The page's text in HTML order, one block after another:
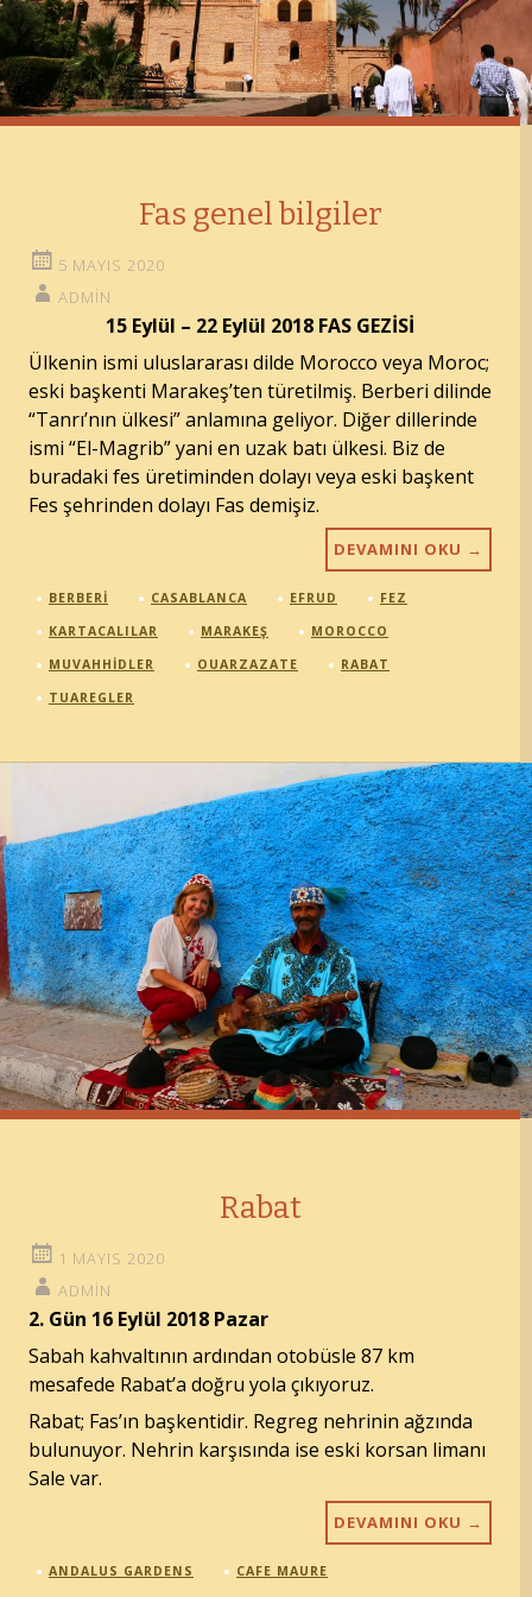
Fas genel bilgiler
5 MAYIS 2020
ADMIN
15 Eylül – 22 Eylül 2018 FAS GEZİSİ
Ülkenin ismi uluslararası dilde Morocco veya Moroc;
eski başkenti Marakeş’ten türetilmiş. Berberi dilinde
“Tanrı’nın ülkesi” anlamına geliyor. Diğer dillerinde
ismi “El-Magrib” yani en uzak batı ülkesi. Biz de
buradaki fes üretiminden dolayı veya eski başkent
Fes şehrinden dolayı Fas demişiz.
DEVAMINI OKU →
BERBERI CASABLANCA EFRUD
FEZ
KARTACALILAR
MARAKEŞ
MOROCCO
MUVAHHIDLER
OUARZAZATE
RABAT
TUAREGLER
Rabat
1 MAYIS 2020
ADMIN
2. Gün 16 Eylül 2018 Pazar
Sabah kahvaltının ardından otobüsle 87 km
mesafede Rabat’a doğru yola çıkıyoruz.
Rabat; Fas’ın başkentidir. Regreg nehrinin ağzında
bulunuyor. Nehrin karşısında ise eski korsan limanı
Sale var.
DEVAMINI OKU →
ANDALUS GARDENS
CAFE MAURE